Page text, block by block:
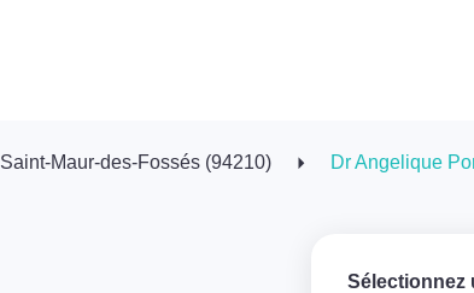
Saint-Maur-des-Fossés (94210) Dr Angelique
Sélectionnez